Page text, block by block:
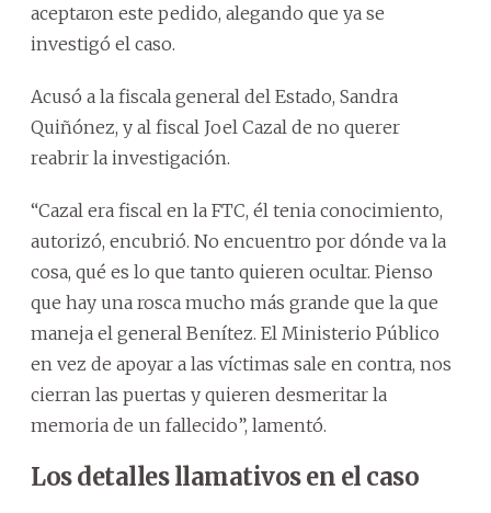
aceptaron este pedido, alegando que ya se
investigó el caso.
Acusó a la fiscala general del Estado, Sandra
Quiñónez, y al fiscal Joel Cazal de no querer
reabrir la investigación.
“Cazal era fiscal en la FTC, él tenia conocimiento,
autorizó, encubrió. No encuentro por dónde va la
cosa, qué es lo que tanto quieren ocultar. Pienso
que hay una rosca mucho más grande que la que
maneja el general Benítez. El Ministerio Público
en vez de apoyar a las víctimas sale en contra, nos
cierran las puertas y quieren desmeritar la
memoria de un fallecido”, lamentó.
Los detalles llamativos en el caso